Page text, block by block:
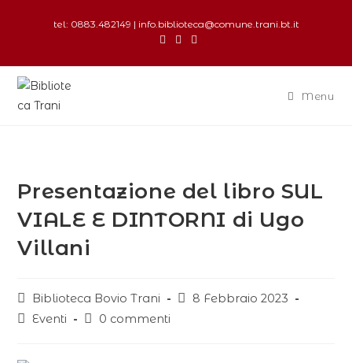
tel: 0883.482149 | info.biblioteca@comune.trani.bt.it
Menu
Presentazione del libro SUL
VIALE E DINTORNI di Ugo
Villani
Biblioteca Bovio Trani
8 Febbraio 2023
Eventi
0 commenti